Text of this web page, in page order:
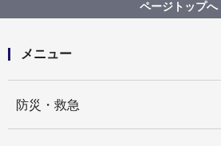
乾電池のリサイクル
ページトップへ
メニュー
防災・救急